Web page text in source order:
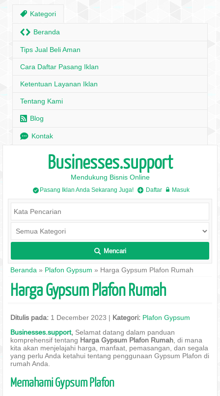
, Kategori
H Beranda
Tips Jual Beli Aman
Cara Daftar Pasang Iklan
Ketentuan Layanan Iklan
Tentang Kami
r Blog
e Kontak
Businesses.support
Mendukung Bisnis Online
/ Pasang Iklan Anda Sekarang Juga! + Daftar w Masuk
L Mencari
Beranda » Plafon Gypsum » Harga Gypsum Plafon Rumah
Harga Gypsum Plafon Rumah
Ditulis pada: 1 December 2023 | Kategori: Plafon Gypsum
Businesses.support, Selamat datang dalam panduan
komprehensif tentang Harga Gypsum Plafon Rumah , di mana
kita akan menjelajahi harga, manfaat, pemasangan, dan segala
yang perlu Anda ketahui tentang penggunaan Gypsum Plafon di
rumah Anda.
Memahami Gypsum Plafon